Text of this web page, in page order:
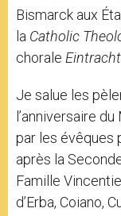
Bismarck aux
la Catholic
chorale
Je salue les
l’anniversaire
par les évêques
après la
Famille
d’Erba, Coiano,